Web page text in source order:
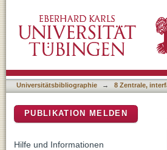
Universitätsbibliographie → 8 Zentrale,
PUBLIKATION MELDEN
Hilfe und Informationen